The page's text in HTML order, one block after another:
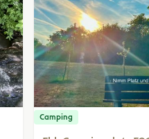
Camping